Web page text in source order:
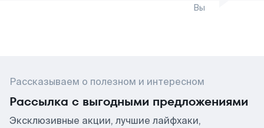
Вы
Рассказываем о полезном и интересном
Рассылка с выгодными предложениями
Эксклюзивные акции, лучшие лайфхаки,